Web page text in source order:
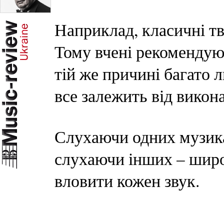
Наприклад, класичні
Тому вчені
тій же причині багато
все залежить від
Слухаючи одних
слухаючи інших –
вловити кожен звук.